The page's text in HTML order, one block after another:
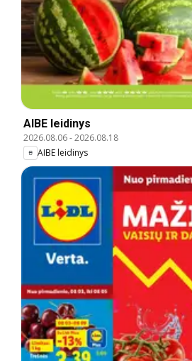
AIBE leidinys
2026.08.06-2026.08.18
AIBE leidinys